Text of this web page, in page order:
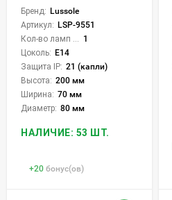
Бренд: Lussole
Артикул: LSP-9551
1
Цоколь: E14
Защита IP: 21 (капли)
Высота: 200 мм
Ширина: 70 мм
Диаметр: 80 мм
НАЛИЧИЕ: 53 ШТ.
+20 бонус(ов)